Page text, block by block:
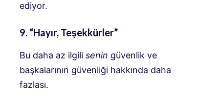
ediyor.
9. “Hayır, Teşekkürler”
Bu daha az ilgili senin güvenlik ve
başkalarının güvenliği hakkında daha
fazlası.